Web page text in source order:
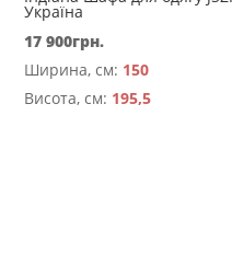
Україна
17 900грн.
Ширина, см: 150
Висота, см: 195,5